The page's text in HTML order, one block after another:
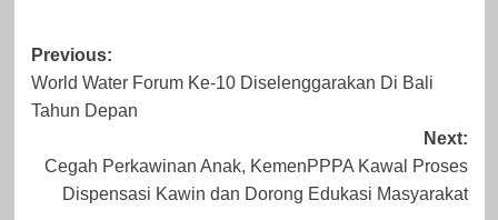
2023
Post
navigation
Previous:
World Water Forum Ke-10 Diselenggarakan Di Bali
Tahun Depan
Next:
Cegah Perkawinan Anak, KemenPPPA Kawal Proses
Dispensasi Kawin dan Dorong Edukasi Masyarakat